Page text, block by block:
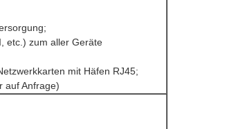
etc.) zum aller Geräte
mit Häfen RJ45;
auf Anfrage)